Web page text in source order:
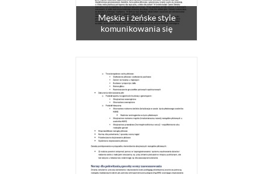
Męskie i żeńske style
komunikowania się